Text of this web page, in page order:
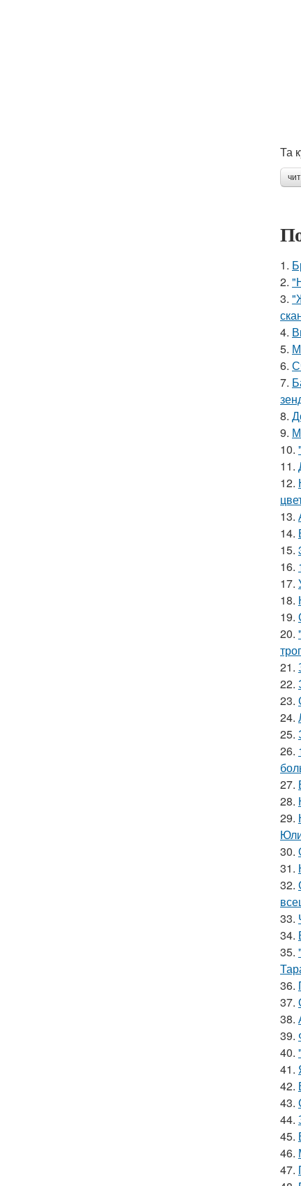
Та
1.
2.
3.
4.
5.
6.
7.
8.
9.
10.
11.
12.
13.
14.
15.
16.
17.
18.
19.
20.
21.
22.
23.
24.
25.
26.
27.
28.
29.
30.
31.
32.
33.
34.
35.
36.
37.
38.
39.
40.
41.
42.
43.
44.
45.
46.
47.